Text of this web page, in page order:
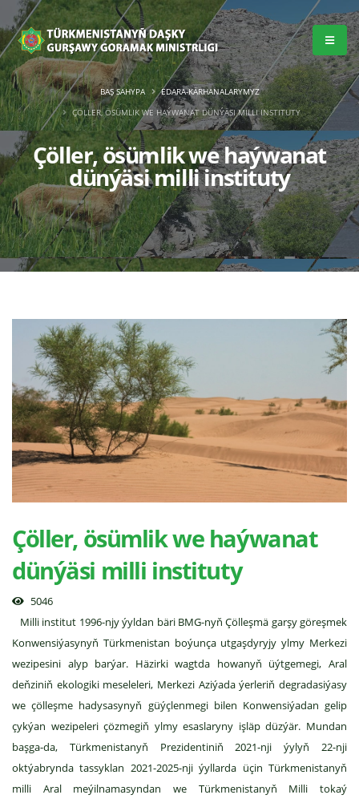
Çöller, ösümlik we haýwanat
dünýäsi milli instituty
BAŞ SAHYPA
EDARA-KÄRHANALARYMYZ
ÇÖLLER, ÖSÜMLIK WE HAÝWANAT DÜNÝÄSI MILLI INSTITUTY
Çöller, ösümlik we haýwanat
dünýäsi milli instituty
5046
Milli institut 1996-njy ýyldan bäri BMG-nyň Çölleşmä garşy göreşmek
Konwensiýasynyň Türkmenistan boýunça utgaşdyryjy ylmy Merkezi
wezipesini alyp barýar. Häzirki wagtda howanyň üýtgemegi, Aral
deňziniň ekologiki meseleleri, Merkezi Aziýada ýerleriň degradasiýasy
we çölleşme hadysasynyň güýçlenmegi bilen Konwensiýadan gelip
çykýan wezipeleri çözmegiň ylmy esaslaryny işläp düzýär. Mundan
başga-da, Türkmenistanyň Prezidentiniň 2021-nji ýylyň 22-nji
oktýabrynda tassyklan 2021-2025-nji ýyllarda üçin Türkmenistanyň
milli Aral meýilnamasyndan we Türkmenistanyň Milli tokaý